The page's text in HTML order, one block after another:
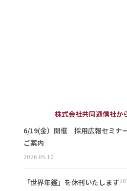
株式会社共同通信社か
6/19(金）開催 採用広報セミナ
ご案内
2026.05.10
「世界年鑑」を休刊いたします